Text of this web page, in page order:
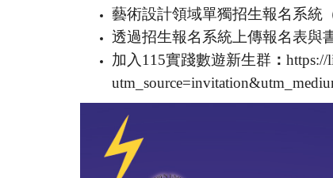
藝術設計領域單獨招生報名系統
透過招生報名系統 上傳報名表與
加入115實踐數遊新生群 ：